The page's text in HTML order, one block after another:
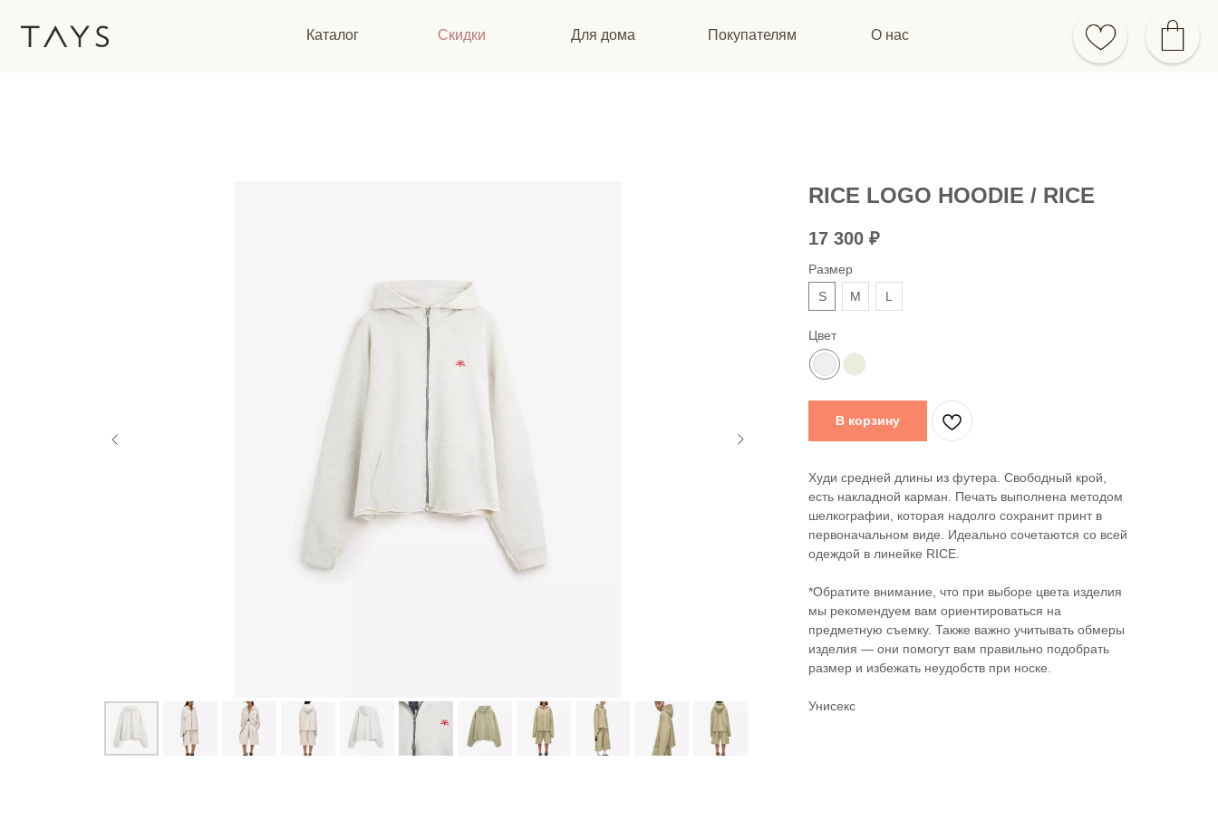
Каталог Скидки Покупателям О нас
Для дома
RICE LOGO HOODIE / RICE
17 300 ₽
Размер
S
M L
Цвет
В корзину
Худи средней длины из футера. Свободный крой,
есть накладной карман. Печать выполнена методом
шелкографии, которая надолго сохранит принт в
первоначальном виде. Идеально сочетаются со всей
одеждой в линейке RICE.
*Обратите внимание, что при выборе цвета изделия
мы рекомендуем вам ориентироваться на
предметную съемку. Также важно учитывать обмеры
изделия — они помогут вам правильно подобрать
размер и избежать неудобств при носке.
Унисекс